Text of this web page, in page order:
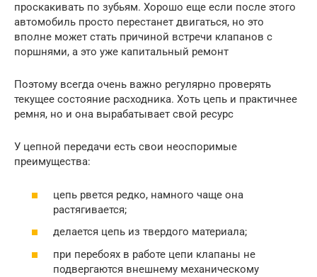
проскакивать по зубьям. Хорошо еще если после этого
автомобиль просто перестанет двигаться, но это
вполне может стать причиной встречи клапанов с
поршнями, а это уже капитальный ремонт
Поэтому всегда очень важно регулярно проверять
текущее состояние расходника. Хоть цепь и практичнее
ремня, но и она вырабатывает свой ресурс
У цепной передачи есть свои неоспоримые
преимущества:
цепь рвется редко, намного чаще она
растягивается;
делается цепь из твердого материала;
при перебоях в работе цепи клапаны не
подвергаются внешнему механическому